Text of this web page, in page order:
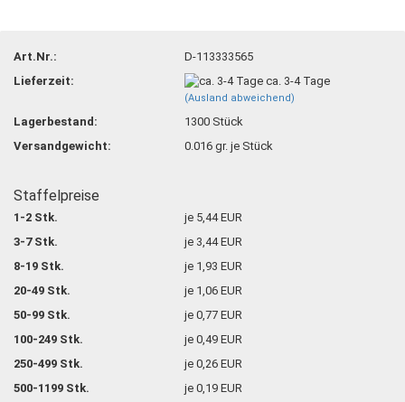
Art.Nr.:
D-113333565
Lieferzeit:
ca. 3-4 Tage
(Ausland abweichend)
Lagerbestand: 1300 Stück
Versandgewicht:
0.016 gr. je Stück
Staffelpreise
1-2 Stk.
je 5,44 EUR
3-7 Stk.
je 3,44 EUR
8-19 Stk.
je 1,93 EUR
20-49 Stk.
je 1,06 EUR
50-99 Stk.
je 0,77 EUR
100-249 Stk.
je 0,49 EUR
250-499 Stk.
je 0,26 EUR
500-1199 Stk.
je 0,19 EUR